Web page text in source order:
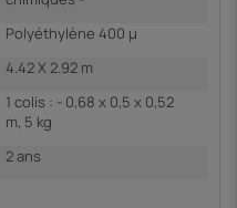
Polyéthylène 400 µ
4.42 X 2.92 m
1 colis : - 0,68 x 0,5 x 0,52
m, 5 kg
2 ans